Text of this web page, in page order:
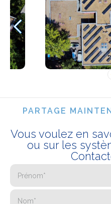
PARTAGE
Vous voulez en
ou sur les